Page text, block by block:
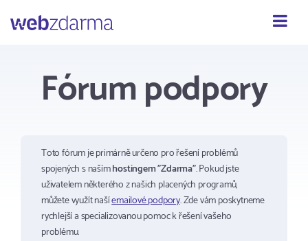
Fórum podpory
Toto fórum je primárně určeno pro řešení problémů
spojených s našímhostingem "Zdarma". Pokud jste
uživatelem některého z našich placených programů,
můžete využít našíemailové podpory. Zde vám poskytneme
rychlejší a specializovanou pomoc k řešení vašeho
problému.